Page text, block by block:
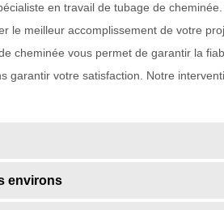
en travail de tubage de
le meilleur accomplissement de votre
cheminée vous permet de garantir la
garantir votre satisfaction. Notre
environs